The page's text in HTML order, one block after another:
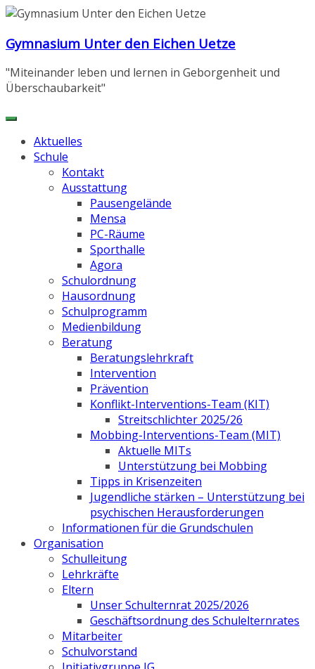
Zum
springen
Gymnasium Unter den Eichen Uetze
"Miteinander leben und lernen in Geborgenheit und
Überschaubarkeit"
Aktuelles
Schule
Kontakt
Ausstattung
Pausengelände
Mensa
PC-Räume
Sporthalle
Agora
Schulordnung
Hausordnung
Schulprogramm
Medienbildung
Beratung
Beratungslehrkraft
Intervention
Prävention
Konflikt-Interventions-Team (KIT)
Streitschlichter 2025/26
Mobbing-Interventions-Team (MIT)
Aktuelle MITs
Unterstützung bei Mobbing
Tipps in Krisenzeiten
Jugendliche stärken – Unterstützung bei
psychischen Herausforderungen
Informationen für die Grundschulen
Organisation
Schulleitung
Lehrkräfte
Eltern
Unser Schulternrat 2025/2026
Geschäftsordnung des Schulelternrates
Mitarbeiter
Schulvorstand